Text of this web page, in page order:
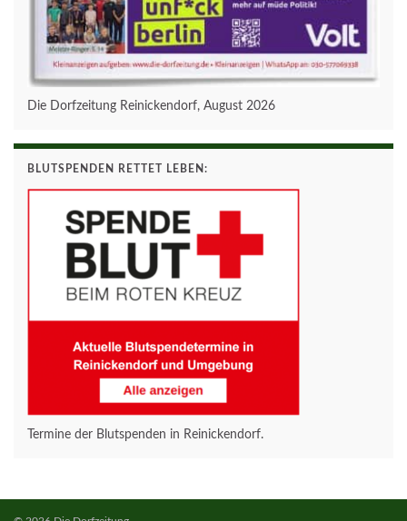
Die Dorfzeitung Reinickendorf, August 2026
BLUTSPENDEN RETTET LEBEN:
Termine der Blutspenden in Reinickendorf.